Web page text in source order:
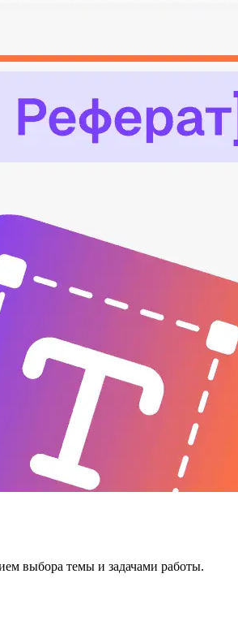
выбора темы и задачами работы.